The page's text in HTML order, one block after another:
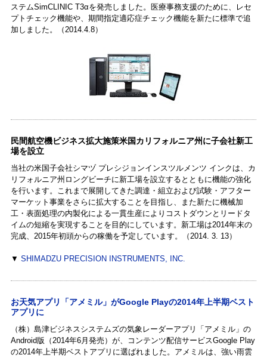
ステムSimCLINIC T3αを発売しました。医療事務支援のために、レセ
プトチェック機能や、期間指定適応症チェック機能を新たに標準で追
加しました。（2014.4.8）
民間航空機ビジネス拡大施策米国カリフォルニア州に子会社新工
場を設立
当社の米国子会社シマヅ プレシジョンインスツルメンツ インクは、カ
リフォルニア州ロングビーチに新工場を設立するとともに機能の強化
を行います。これまで展開してきた調達・組立および試験・アフター
マーケット事業をさらに拡大することを目指し、また新たに機械加
工・表面処理の内製化による一貫生産によりコストダウンとリードタ
イムの短縮を実現することを目的にしています。新工場は2014年末の
完成、2015年初頭からの稼働を予定しています。（2014. 3. 13）
▼ SHIMADZU PRECISION INSTRUMENTS, INC.
お天気アプリ「アメミル」がGoogle Playの2014年上半期ベスト
アプリに
（株）島津ビジネスシステムズの気象レーダーアプリ「アメミル」の
Android版（2014年6月発売）が、コンテンツ配信サービスGoogle Play
の2014年上半期ベストアプリに選ばれました。アメミルは、強い雨雲